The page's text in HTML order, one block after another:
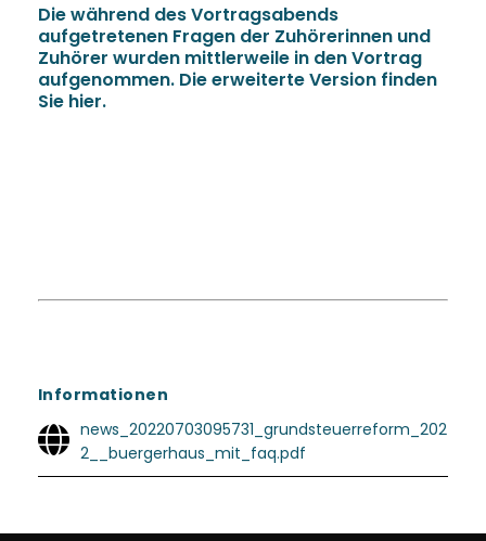
Die während des Vortragsabends
aufgetretenen Fragen der Zuhörerinnen und
Zuhörer wurden mittlerweile in den Vortrag
aufgenommen. Die erweiterte Version finden
Sie hier.
Informationen
news_20220703095731_grundsteuerreform_202
2__buergerhaus_mit_faq.pdf